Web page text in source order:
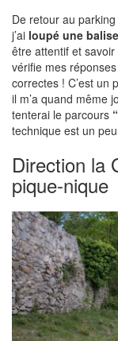
De retour au
j’ai loupé une balise
être attentif et
vérifie mes
correctes ! C’est un
il m’a quand même
tenterai le parcours
technique est un
Direction la
pique-nique